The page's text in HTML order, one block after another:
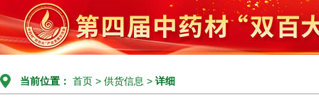
当前位置： 首页 > 供货信息 > 详细